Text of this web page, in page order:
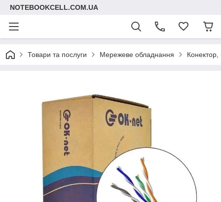
NOTEBOOKCELL.COM.UA
Товари та послуги Мережеве обладнання Конектор,